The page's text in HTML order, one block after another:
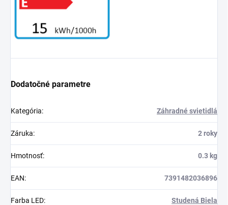
Dodatočné parametre
Kategória: Záhradné svietidlá
Záruka: 2 roky
Hmotnosť: 0.3 kg
EAN: 7391482036896
Farba LED: Studená Biela